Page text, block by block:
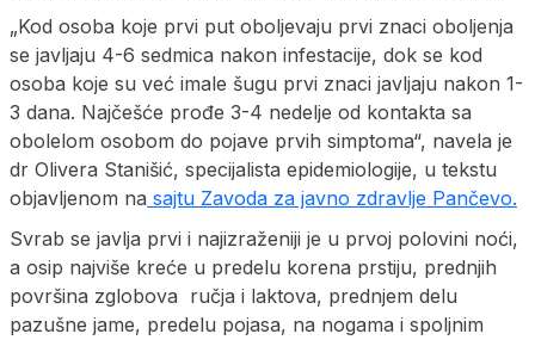
„Kod osoba koje prvi put oboljevaju prvi znaci oboljenja
se javljaju 4-6 sedmica nakon infestacije, dok se kod
osoba koje su već imale šugu prvi znaci javljaju nakon 1-
3 dana. Najčešće prođe 3-4 nedelje od kontakta sa
obolelom osobom do pojave prvih simptoma“, navela je
dr Olivera Stanišić, specijalista epidemiologije, u tekstu
objavljenom na sajtu Zavoda za javno zdravlje Pančevo.
Svrab se javlja prvi i najizraženiji je u prvoj polovini noći,
a osip najviše kreće u predelu korena prstiju, prednjih
površina zglobova ručja i laktova, prednjem delu
pazušne jame, predelu pojasa, na nogama i spoljnim